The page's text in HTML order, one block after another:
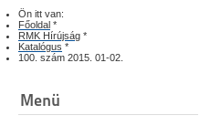
Ön itt van:
Főoldal *
RMK Hírújság *
Katalógus *
100. szám 2015. 01-02.
Menü